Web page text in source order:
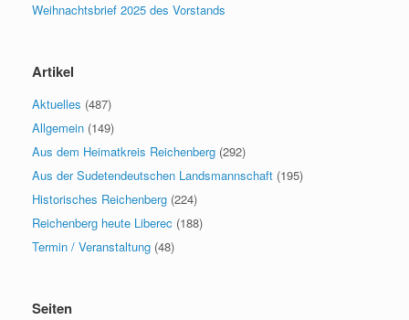
Weihnachtsbrief 2025 des Vorstands
Artikel
Aktuelles (487)
Allgemein (149)
Aus dem Heimatkreis Reichenberg (292)
Aus der Sudetendeutschen Landsmannschaft (195)
Historisches Reichenberg (224)
Reichenberg heute Liberec (188)
Termin / Veranstaltung (48)
Seiten